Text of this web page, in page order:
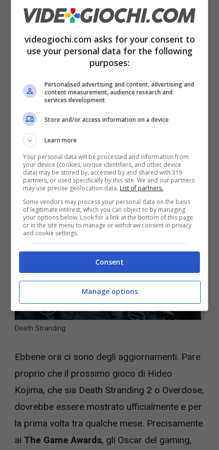
femminile, completamente oscurato, con la
Difficile dire se sia un personaggio del nuovo
Death Stranding, oppure se quella che
Overdose. Di certo però sappiamo chi è. Degli
appassionati di grafica hanno lavorando
parecchio e hanno rivelato come il volto in
questione sia della famosa attrice
Fanning.
Death Stranding
Ebbene ora ci sono degli aggiornamenti. Pare
proprio che il prossimo gioco di Hideo
Kojima, che sia Death Stranding 2 o Overdose,
dovrebbe essere mostrato ufficialmente e per
la prima volta tra qualche mese. Precisamente
ai The Game Awards, gli Oscar del gaming,
videogiochi.com asks for your consent to
use your personal data for the following
purposes:
Personalised advertising and content, advertising and
content measurement, audience research and
services development
Store and/or access information on a device
Learn more
Your personal data will be processed and information from
your device (cookies, unique identifiers, and other device
data) may be stored by, accessed by and shared with 319
partners, or used specifically by this site. We and our partners
may use precise geolocation data. List of partners.
Some vendors may process your personal data on the basis
of legitimate interest, which you can object to by managing
your options below. Look for a link at the bottom of this page
or in the site menu to manage or withdraw consent in privacy
and cookie settings.
Consent
Manage options